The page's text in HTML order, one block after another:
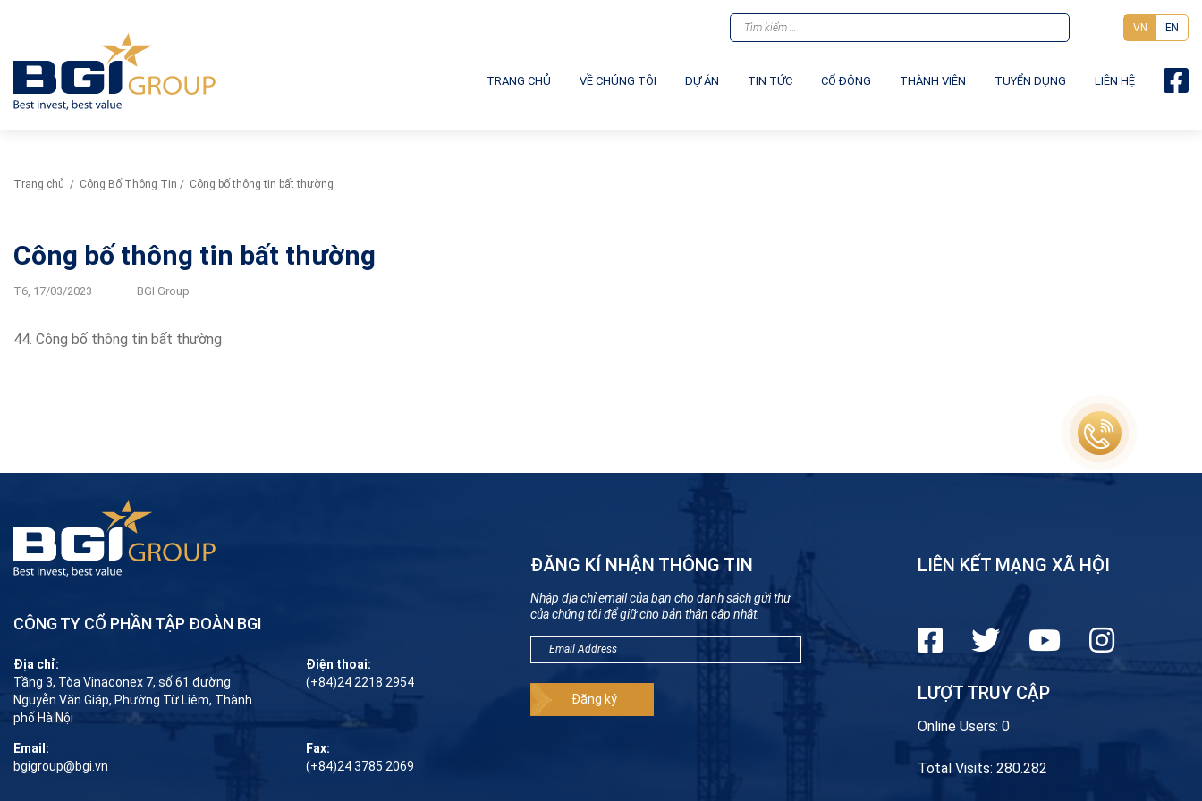
VN EN
TRANG CHỦ VỀ CHÚNG TÔI DỰ ÁN TIN TỨC CỔ ĐÔNG THÀNH VIÊN TUYỂN DỤNG LIÊN HỆ
Trang chủ / Công Bố Thông Tin / Công bố thông tin bất thường
Công bố thông tin bất thường
T6, 17/03/2023 BGI Group
44. Công bố thông tin bất thường
CÔNG TY CỔ PHẦN TẬP ĐOÀN BGI
Địa chỉ:
Tầng 3, Tòa Vinaconex 7, số 61 đường
Nguyễn Văn Giáp, Phường Từ Liêm, Thành
phố Hà Nội
Điện thoại:
(+84)24 2218 2954
Email:
bgigroup@bgi.vn
Fax:
(+84)24 3785 2069
ĐĂNG KÍ NHẬN THÔNG TIN
Nhập địa chỉ email của bạn cho danh sách gửi thư
của chúng tôi để giữ cho bản thân cập nhật.
LIÊN KẾT MẠNG XÃ HỘI
LƯỢT TRUY CẬP
Online Users: 0
Total Visits: 280.282